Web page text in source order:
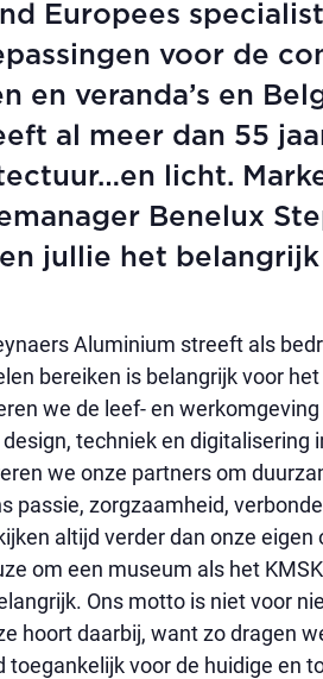
Europees
voor de
en veranda’s en
al meer dan 55
licht.
Benelux
jullie het
Aluminium streeft als
bereiken is belangrijk voor
we de leef- en
techniek en digitalisering
we onze partners om
passie, zorgzaamheid,
altijd verder dan onze
om een museum als het
Ons motto is niet voor
hoort daarbij, want zo dragen
toegankelijk voor de huidige en